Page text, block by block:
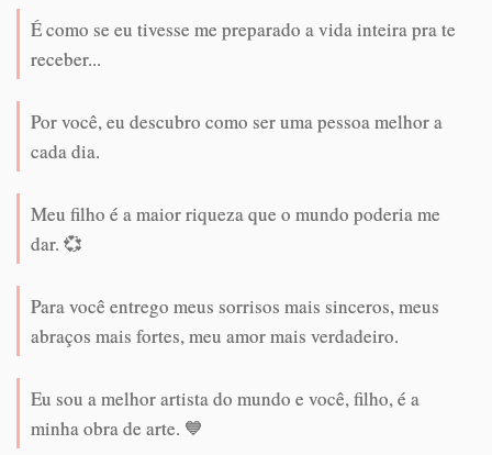
É como se eu tivesse me preparado a vida inteira pra te
receber...
Por você, eu descubro como ser uma pessoa melhor a
cada dia.
Meu filho é a maior riqueza que o mundo poderia me
dar. 💞
Para você entrego meus sorrisos mais sinceros, meus
abraços mais fortes, meu amor mais verdadeiro.
Eu sou a melhor artista do mundo e você, filho, é a
minha obra de arte. 💙